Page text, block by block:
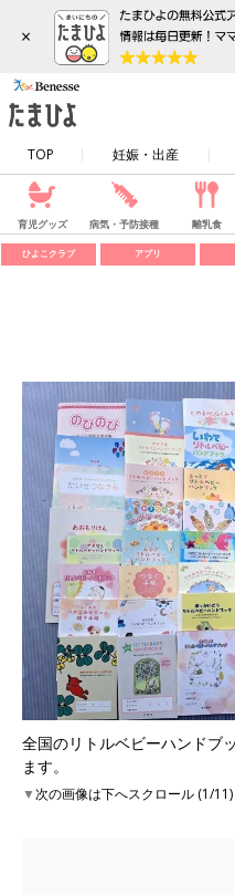
×
TOP 妊娠・出産
育児グッズ 病気・予防接種 離乳食
ひよこクラブ アプリ
全国のリトルベビーハンドブ
ます。
▼次の画像は下へスクロール (1/11)